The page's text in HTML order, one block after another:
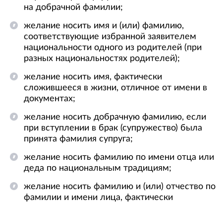
на добрачной фамилии;
желание носить имя и (или) фамилию,
соответствующие избранной заявителем
национальности одного из родителей (при
разных национальностях родителей);
желание носить имя, фактически
сложившееся в жизни, отличное от имени в
документах;
желание носить добрачную фамилию, если
при вступлении в брак (супружество) была
принята фамилия супруга;
желание носить фамилию по имени отца или
деда по национальным традициям;
желание носить фамилию и (или) отчество по
фамилии и имени лица, фактически